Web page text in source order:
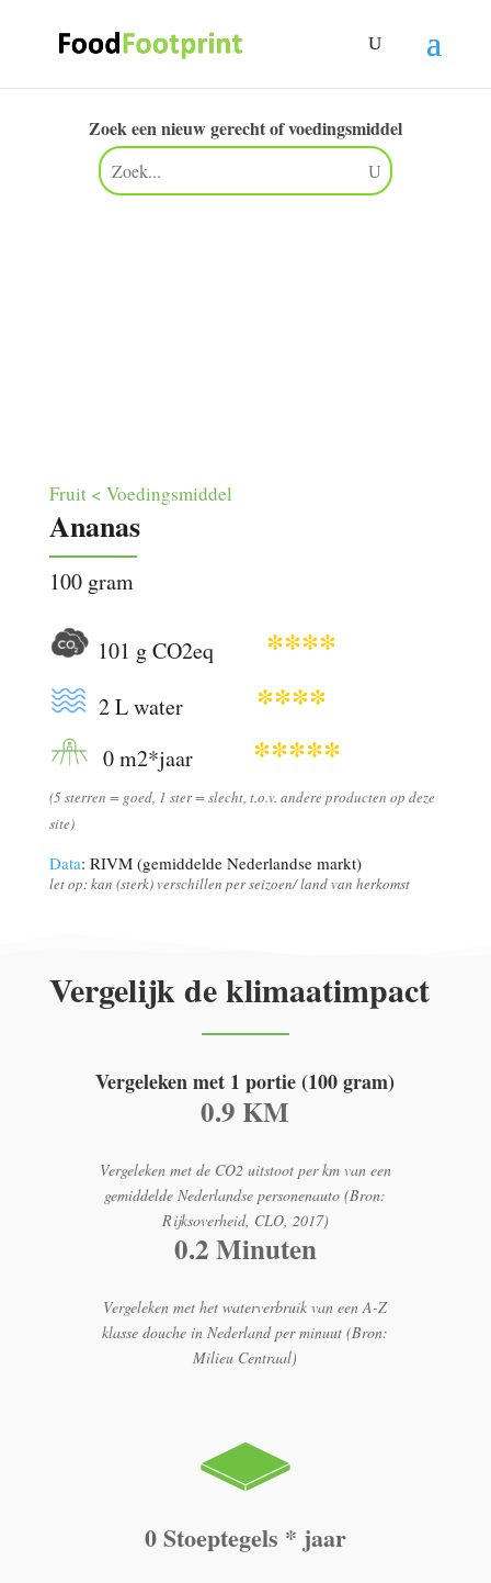
Zoek een nieuw gerecht of voedingsmiddel
Fruit < Voedingsmiddel
Ananas
100 gram
101 g CO2eq ****
2 L water ****
0 m2*jaar *****
(5 sterren = goed, 1 ster = slecht, t.o.v. andere producten op deze
site)
Data: RIVM (gemiddelde Nederlandse markt)
let op: kan (sterk) verschillen per seizoen/ land van herkomst
Vergelijk de klimaatimpact
Vergeleken met 1 portie (100 gram)
0.9 KM
Vergeleken met de CO2 uitstoot per km van een
gemiddelde Nederlandse personenauto (Bron:
Rijksoverheid, CLO, 2017)
0.2 Minuten
Vergeleken met het waterverbruik van een A-Z
klasse douche in Nederland per minuut (Bron:
Milieu Centraal)
0 Stoeptegels * jaar